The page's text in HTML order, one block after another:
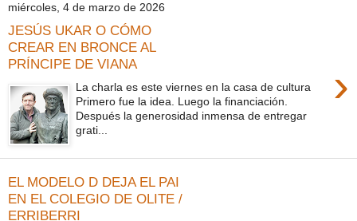
miércoles, 4 de marzo de 2026
JESÚS UKAR O CÓMO
CREAR EN BRONCE AL
PRÍNCIPE DE VIANA
›
La charla es este viernes en la casa de cultura
Primero fue la idea. Luego la financiación.
Después la generosidad inmensa de entregar
grati...
EL MODELO D DEJA EL PAI
EN EL COLEGIO DE OLITE /
ERRIBERRI